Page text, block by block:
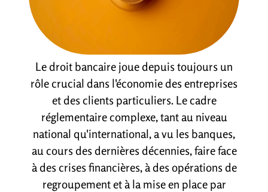
Le droit bancaire joue depuis toujours un
rôle crucial dans l'économie des entreprises
et des clients particuliers. Le cadre
réglementaire complexe, tant au niveau
national qu'international, a vu les banques,
au cours des dernières décennies, faire face
à des crises financières, à des opérations de
regroupement et à la mise en place par